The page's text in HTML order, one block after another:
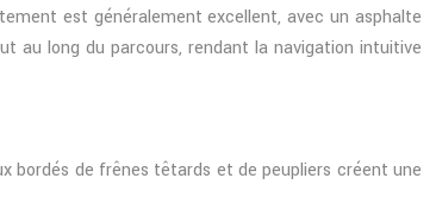
est généralement excellent, avec un asphalte
au long du parcours, rendant la navigation intuitive
bordés de frênes têtards et de peupliers créent une